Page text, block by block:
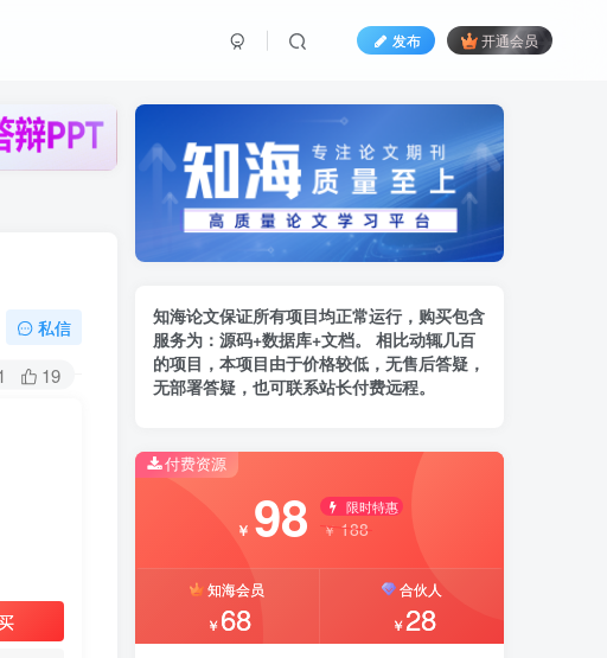
发布 开通会员
私信
19
知海论文保证所有项目均正常运行，购买包含
服务为： 源码+数据库+文档。 相比动辄几百
的项目，本项目由于价格较低，无售后答疑，
无部署答疑，也可联系站长付费远程。
付费资源
￥ 98 限时特惠
￥ 188
知海会员
￥68
合伙人
￥28